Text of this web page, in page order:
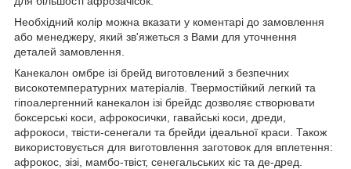
Необхідний колір можна вказати у коментарі до замовлення
або менеджеру, який зв'яжеться з Вами для уточнення
деталей замовлення.
Канекалон омбре ізі брейд виготовлений з безпечних
високотемпературних матеріалів. Твермостійкий легкий та
гіпоалергенний канекалон ізі брейдс дозволяє створювати
боксерські коси, афрокосички, гавайські коси, дреди,
афрокоси, твісти-сенегали та брейди ідеальної краси. Також
використовується для виготовлення заготовок для вплетення:
афрокос, зізі, мамбо-твіст, сенегальських кіс та де-дред.